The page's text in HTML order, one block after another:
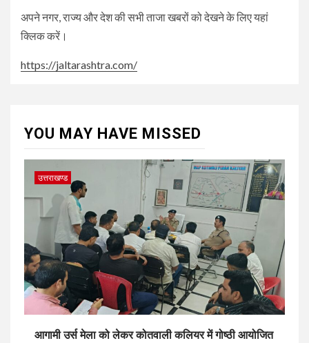
अपने नगर, राज्य और देश की सभी ताजा खबरों को देखने के लिए यहां
क्लिक करें।
https://jaltarashtra.com/
YOU MAY HAVE MISSED
उत्तराखण्ड
आगामी उर्स मेला को लेकर कोतवाली कलियर में गोष्ठी आयोजित